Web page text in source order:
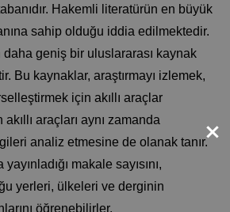
Hakemli literatürün en büyük
sahip olduğu iddia edilmektedir.
daha geniş bir uluslararası kaynak
Bu kaynaklar, araştırmayı izlemek,
için akıllı araçlar
araçları aynı zamanda
analiz etmesine de olanak tanır.
makale sayısını,
yerleri, ülkeleri ve derginin
öğrenebilirler.
×